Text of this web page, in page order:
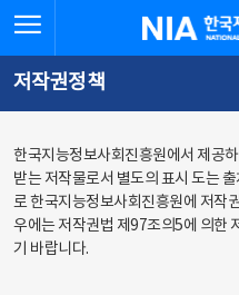
문
로
가
체
뉴
바
가
한국지능정보
저작권정책
한국지능정보사회진흥원에서 제공
받는 저작물로서 별도의 표시 도는
로 한국지능정보사회진흥원에 저작
우에는 저작권법 제97조의5에 의한
기 바랍니다.